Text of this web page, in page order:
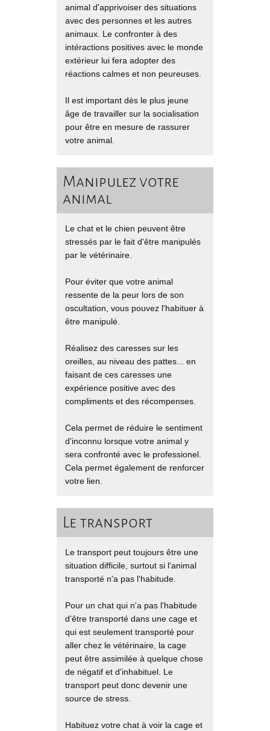
animal d'apprivoiser des situations
avec des personnes et les autres
animaux. Le confronter à des
intéractions positives avec le monde
extérieur lui fera adopter des
réactions calmes et non peureuses.
Il est important dès le plus jeune
âge de travailler sur la socialisation
pour être en mesure de rassurer
votre animal.
Manipulez votre
animal
Le chat et le chien peuvent être
stressés par le fait d'être manipulés
par le vétérinaire.
Pour éviter que votre animal
ressente de la peur lors de son
oscultation, vous pouvez l'habituer à
être manipulé.
Réalisez des caresses sur les
oreilles, au niveau des pattes... en
faisant de ces caresses une
expérience positive avec des
compliments et des récompenses.
Cela permet de réduire le sentiment
d'inconnu lorsque votre animal y
sera confronté avec le professionel.
Cela permet également de renforcer
votre lien.
Le transport
Le transport peut toujours être une
situation difficile, surtout si l'animal
transporté n'a pas l'habitude.
Pour un chat qui n'a pas l'habitude
d'être transporté dans une cage et
qui est seulement transporté pour
aller chez le vétérinaire, la cage
peut être assimilée à quelque chose
de négatif et d'inhabituel. Le
transport peut donc devenir une
source de stress.
Habituez votre chat à voir la cage et